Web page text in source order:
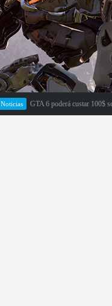
GTA 6 poderá custar 100$ segundo